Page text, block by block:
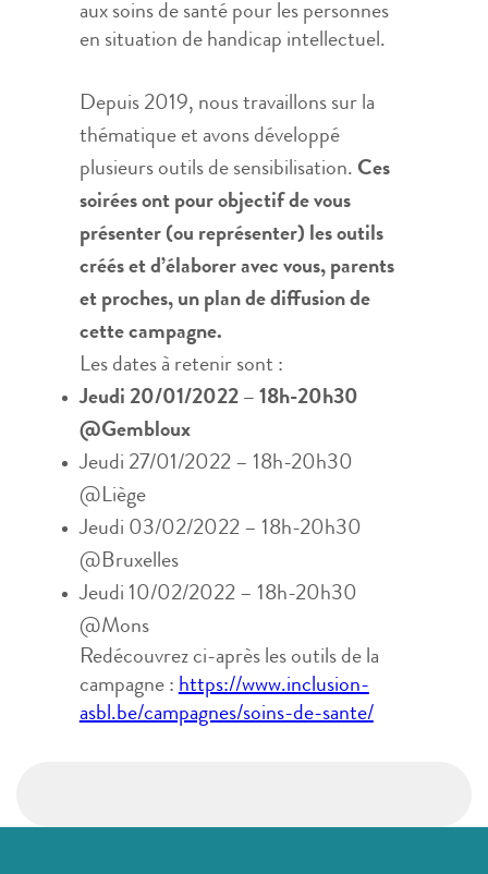
aux soins de santé pour les personnes
en situation de handicap intellectuel.
Depuis 2019, nous travaillons sur la
thématique et avons développé
plusieurs outils de sensibilisation. Ces
soirées ont pour objectif de vous
présenter (ou représenter) les outils
créés et d’élaborer avec vous, parents
et proches, un plan de diffusion de
cette campagne.
Les dates à retenir sont :
Jeudi 20/01/2022 – 18h-20h30
@Gembloux
Jeudi 27/01/2022 – 18h-20h30
@Liège
Jeudi 03/02/2022 – 18h-20h30
@Bruxelles
Jeudi 10/02/2022 – 18h-20h30
@Mons
Redécouvrez ci-après les outils de la
campagne : https://www.inclusion-
asbl.be/campagnes/soins-de-sante/